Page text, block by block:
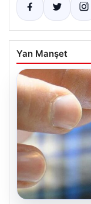
Yan Manşet